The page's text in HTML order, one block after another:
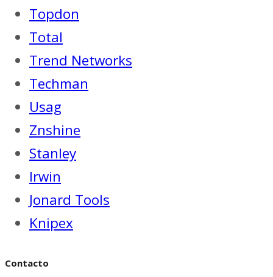
Topdon
Total
Trend Networks
Techman
Usag
Znshine
Stanley
Irwin
Jonard Tools
Knipex
Contacto